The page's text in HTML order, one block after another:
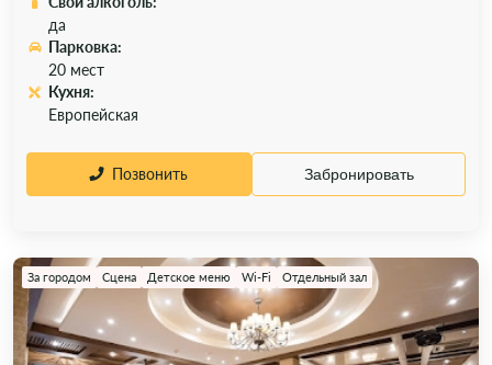
да
Парковка:
20 мест
Кухня:
Европейская
Позвонить Забронировать
За городом Сцена Детское меню Wi-Fi Отдельный зал